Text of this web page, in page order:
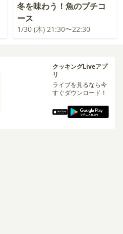
冬を味わう！魚のプチコ
ース
1/30 (木) 21:30〜22:30
クッキングLiveアプ
リ
ライブを見るなら今
すぐダウンロード！